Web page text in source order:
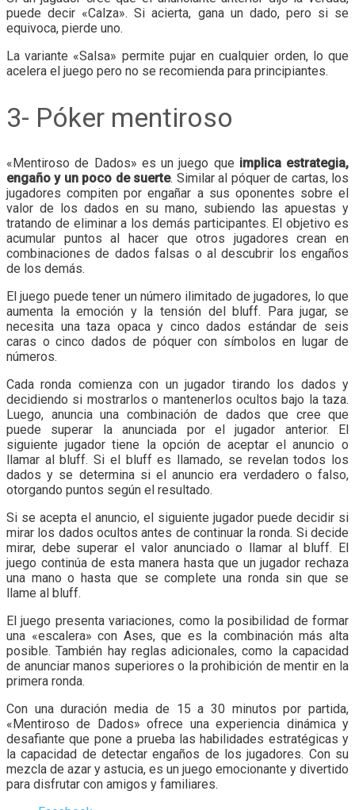
puede decir «Calza». Si acierta, gana un dado, pero si se
equivoca, pierde uno.
La variante «Salsa» permite pujar en cualquier orden, lo que
acelera el juego pero no se recomienda para principiantes.
3- Póker mentiroso
«Mentiroso de Dados» es un juego que implica estrategia,
engaño y un poco de suerte. Similar al póquer de cartas, los
jugadores compiten por engañar a sus oponentes sobre el
valor de los dados en su mano, subiendo las apuestas y
tratando de eliminar a los demás participantes. El objetivo es
acumular puntos al hacer que otros jugadores crean en
combinaciones de dados falsas o al descubrir los engaños
de los demás.
El juego puede tener un número ilimitado de jugadores, lo que
aumenta la emoción y la tensión del bluff. Para jugar, se
necesita una taza opaca y cinco dados estándar de seis
caras o cinco dados de póquer con símbolos en lugar de
números.
Cada ronda comienza con un jugador tirando los dados y
decidiendo si mostrarlos o mantenerlos ocultos bajo la taza.
Luego, anuncia una combinación de dados que cree que
puede superar la anunciada por el jugador anterior. El
siguiente jugador tiene la opción de aceptar el anuncio o
llamar al bluff. Si el bluff es llamado, se revelan todos los
dados y se determina si el anuncio era verdadero o falso,
otorgando puntos según el resultado.
Si se acepta el anuncio, el siguiente jugador puede decidir si
mirar los dados ocultos antes de continuar la ronda. Si decide
mirar, debe superar el valor anunciado o llamar al bluff. El
juego continúa de esta manera hasta que un jugador rechaza
una mano o hasta que se complete una ronda sin que se
llame al bluff.
El juego presenta variaciones, como la posibilidad de formar
una «escalera» con Ases, que es la combinación más alta
posible. También hay reglas adicionales, como la capacidad
de anunciar manos superiores o la prohibición de mentir en la
primera ronda.
Con una duración media de 15 a 30 minutos por partida,
«Mentiroso de Dados» ofrece una experiencia dinámica y
desafiante que pone a prueba las habilidades estratégicas y
la capacidad de detectar engaños de los jugadores. Con su
mezcla de azar y astucia, es un juego emocionante y divertido
para disfrutar con amigos y familiares.